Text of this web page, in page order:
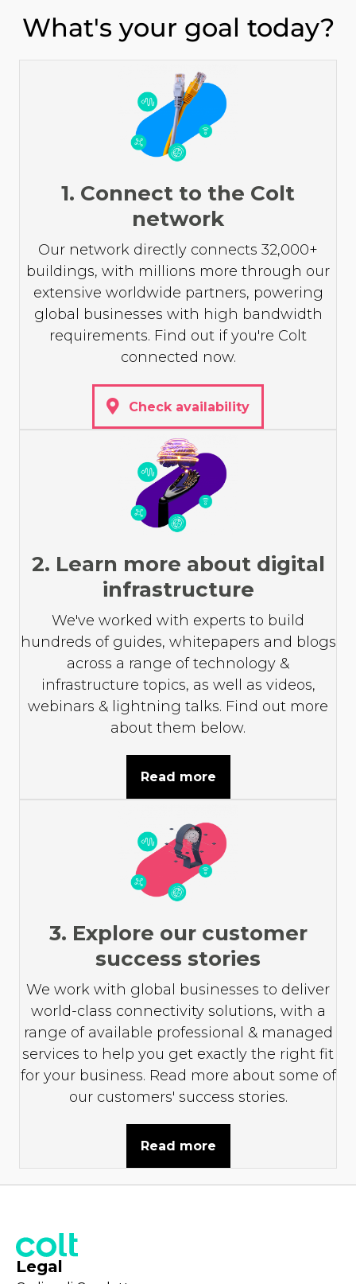
What's your goal today?
1. Connect to the Colt
network
Our network directly connects 32,000+
buildings, with millions more through our
extensive worldwide partners, powering
global businesses with high bandwidth
requirements. Find out if you're Colt
connected now.
Check availability
2. Learn more about digital
infrastructure
We've worked with experts to build
hundreds of guides, whitepapers and blogs
across a range of technology &
infrastructure topics, as well as videos,
webinars & lightning talks. Find out more
about them below.
Read more
3. Explore our customer
success stories
We work with global businesses to deliver
world-class connectivity solutions, with a
range of available professional & managed
services to help you get exactly the right fit
for your business. Read more about some of
our customers' success stories.
Read more
Legal